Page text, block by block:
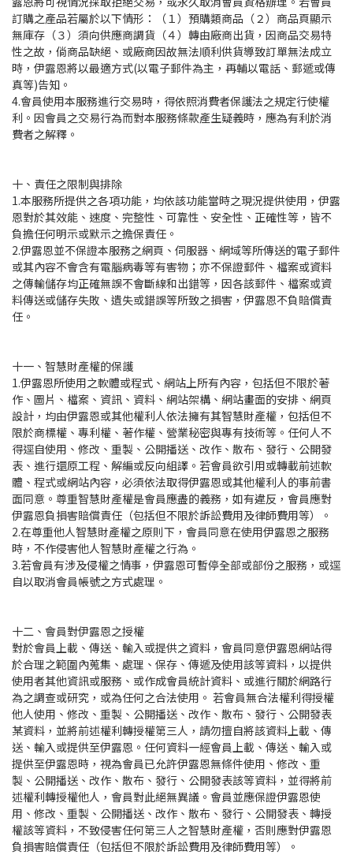
訂購之產品若屬於以下情形：（１）預購類商品（２）商品頁顯示
無庫存（３）須向供應商調貨（４）轉由廠商出貨，因商品交易特
性之故，倘商品缺絕、或廠商因故無法順利供貨導致訂單無法成立
時，伊露恩將以最適方式(以電子郵件為主，再輔以電話、郵遞或傳
真等)告知。
4.會員使用本服務進行交易時，得依照消費者保護法之規定行使權
利。因會員之交易行為而對本服務條款產生疑義時，應為有利於消
費者之解釋。
十、責任之限制與排除
1.本服務所提供之各項功能，均依該功能當時之現況提供使用，伊露
恩對於其效能、速度、完整性、可靠性、安全性、正確性等，皆不
負擔任何明示或默示之擔保責任。
2.伊露恩並不保證本服務之網頁、伺服器、網域等所傳送的電子郵件
或其內容不會含有電腦病毒等有害物；亦不保證郵件、檔案或資料
之傳輸儲存均正確無誤不會斷線和出錯等，因各該郵件、檔案或資
料傳送或儲存失敗、遺失或錯誤等所致之損害，伊露恩不負賠償責
任。
十一、智慧財產權的保護
1.伊露恩所使用之軟體或程式、網站上所有內容，包括但不限於著
作、圖片、檔案、資訊、資料、網站架構、網站畫面的安排、網頁
設計，均由伊露恩或其他權利人依法擁有其智慧財產權，包括但不
限於商標權、專利權、著作權、營業秘密與專有技術等。任何人不
得逕自使用、修改、重製、公開播送、改作、散布、發行、公開發
表、進行還原工程、解編或反向組譯。若會員欲引用或轉載前述軟
體、程式或網站內容，必須依法取得伊露恩或其他權利人的事前書
面同意。尊重智慧財產權是會員應盡的義務，如有違反，會員應對
伊露恩負損害賠償責任（包括但不限於訴訟費用及律師費用等）。
2.在尊重他人智慧財產權之原則下，會員同意在使用伊露恩之服務
時，不作侵害他人智慧財產權之行為。
3.若會員有涉及侵權之情事，伊露恩可暫停全部或部份之服務，或逕
自以取消會員帳號之方式處理。
十二、會員對伊露恩之授權
對於會員上載、傳送、輸入或提供之資料，會員同意伊露恩網站得
於合理之範圍內蒐集、處理、保存、傳遞及使用該等資料，以提供
使用者其他資訊或服務、或作成會員統計資料、或進行關於網路行
為之調查或研究，或為任何之合法使用。 若會員無合法權利得授權
他人使用、修改、重製、公開播送、改作、散布、發行、公開發表
某資料，並將前述權利轉授權第三人，請勿擅自將該資料上載、傳
送、輸入或提供至伊露恩。任何資料一經會員上載、傳送、輸入或
提供至伊露恩時，視為會員已允許伊露恩無條件使用、修改、重
製、公開播送、改作、散布、發行、公開發表該等資料，並得將前
述權利轉授權他人，會員對此絕無異議。會員並應保證伊露恩使
用、修改、重製、公開播送、改作、散布、發行、公開發表、轉授
權該等資料，不致侵害任何第三人之智慧財產權，否則應對伊露恩
負損害賠償責任（包括但不限於訴訟費用及律師費用等）。